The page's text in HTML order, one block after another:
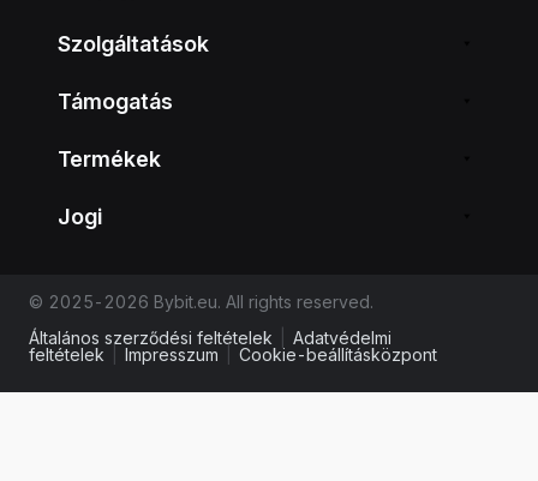
Szolgáltatások
Támogatás
Termékek
Jogi
© 2025-2026 Bybit.eu. All rights reserved.
Általános szerződési feltételek
Adatvédelmi
feltételek
Impresszum Cookie-beállításközpont